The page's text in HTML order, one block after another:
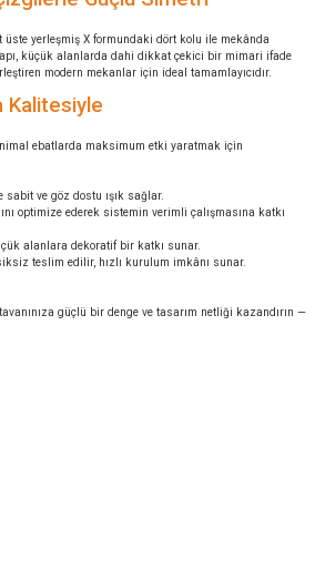
üste yerleşmiş X formundaki dört kolu ile mekânda
küçük alanlarda dahi dikkat çekici bir mimari ifade
modern mekanlar için ideal tamamlayıcıdır.
Kalitesiyle
ebatlarda maksimum etki yaratmak için
sabit ve göz dostu ışık sağlar.
optimize ederek sistemin verimli çalışmasına katkı
alanlara dekoratif bir katkı sunar.
teslim edilir, hızlı kurulum imkânı sunar.
güçlü bir denge ve tasarım netliği kazandırın —